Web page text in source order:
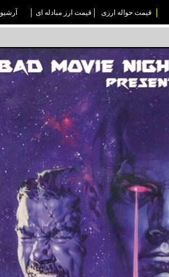
قیمت حواله ارزی قیمت ارز مبادله ای